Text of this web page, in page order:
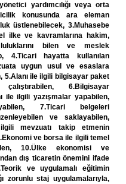
yardımcılığı veya orta
konusunda ara eleman
üstlenebilecek, 3.Muhasebe
ilke ve kavramlarına hakim,
bilen ve meslek
4.Ticari hayatta kullanılan
uygun usul ve esaslara
5.Alanı ile ilgili bilgisayar paket
çalıştırabilen, 6.Bilgisayar
ile ilgili yazışmalar yapabilen,
7.Ticari belgeleri
ve saklayabilen,
mevzuatı takip etmenin
ve borsa ile ilgili temel
10.Ülke ekonomisi ve
dış ticaretin önemini ifade
ve uygulamalı eğitimin
zorunlu staj uygulamalarıyla,